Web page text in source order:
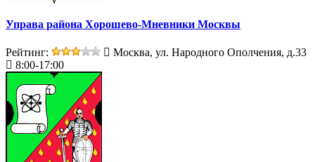
Управа района Хорошево-Мневники Москвы
Рейтинг:
Москва, ул. Народного Ополчения, д.33
8:00-17:00